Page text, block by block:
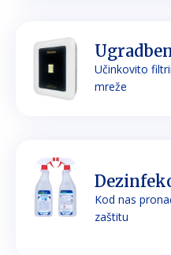
Učinkovito
mreže
Kod nas
zaštitu